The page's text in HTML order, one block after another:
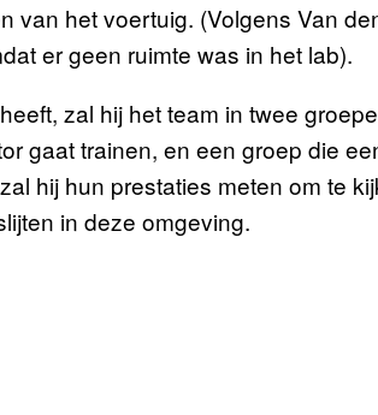
van het voertuig. (Volgens Van
er geen ruimte was in het lab).
zal hij het team in twee
gaat trainen, en een groep die
hij hun prestaties meten om te
in deze omgeving.